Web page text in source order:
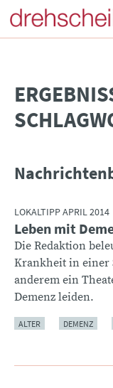
LOKALTIPP APRIL 2014
Leben mit
Die Redaktion
Krankheit in einer
anderem ein
Demenz leiden.
ALTER DEMENZ